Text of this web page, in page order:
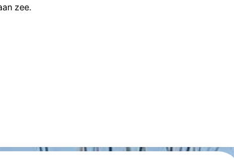
zee.